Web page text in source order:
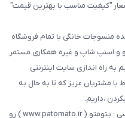
"کیفیت مناسب با بهترین قیمت"
منسوجات خانگی با تمام فروشگاه
و اسنپ شاپ و غیره همکاری مستمر
راه اندازی سایت اینترنتی
مشتریان عزیز که تا به حال به
،داریم.
در همین راستا سایت خودمون با عنوان فارسی : پتومتو ( www.patomato.ir ) رو